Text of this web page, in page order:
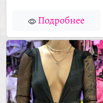
Подробнее